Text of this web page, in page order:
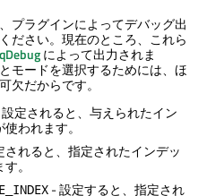
プラグインによってデバッグ出
ださい。現在のところ、これら
qDebugによって出力されま
モードを選択するためには、ほ
欠だからです。
定されると、与えられたイン
われます。
されると、指定されたインデッ
。
- 設定すると、指定され